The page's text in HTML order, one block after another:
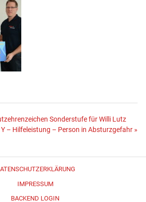
Sonderstufe für Willi Lutz
– Hilfeleistung – Person in Absturzgefahr »
IMPRESSUM
BACKEND LOGIN